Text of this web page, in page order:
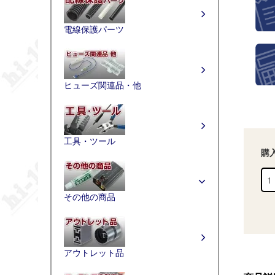
購
電線保護パーツ
ヒューズ関連品・他
工具・ツール
その他の商品
アウトレット品